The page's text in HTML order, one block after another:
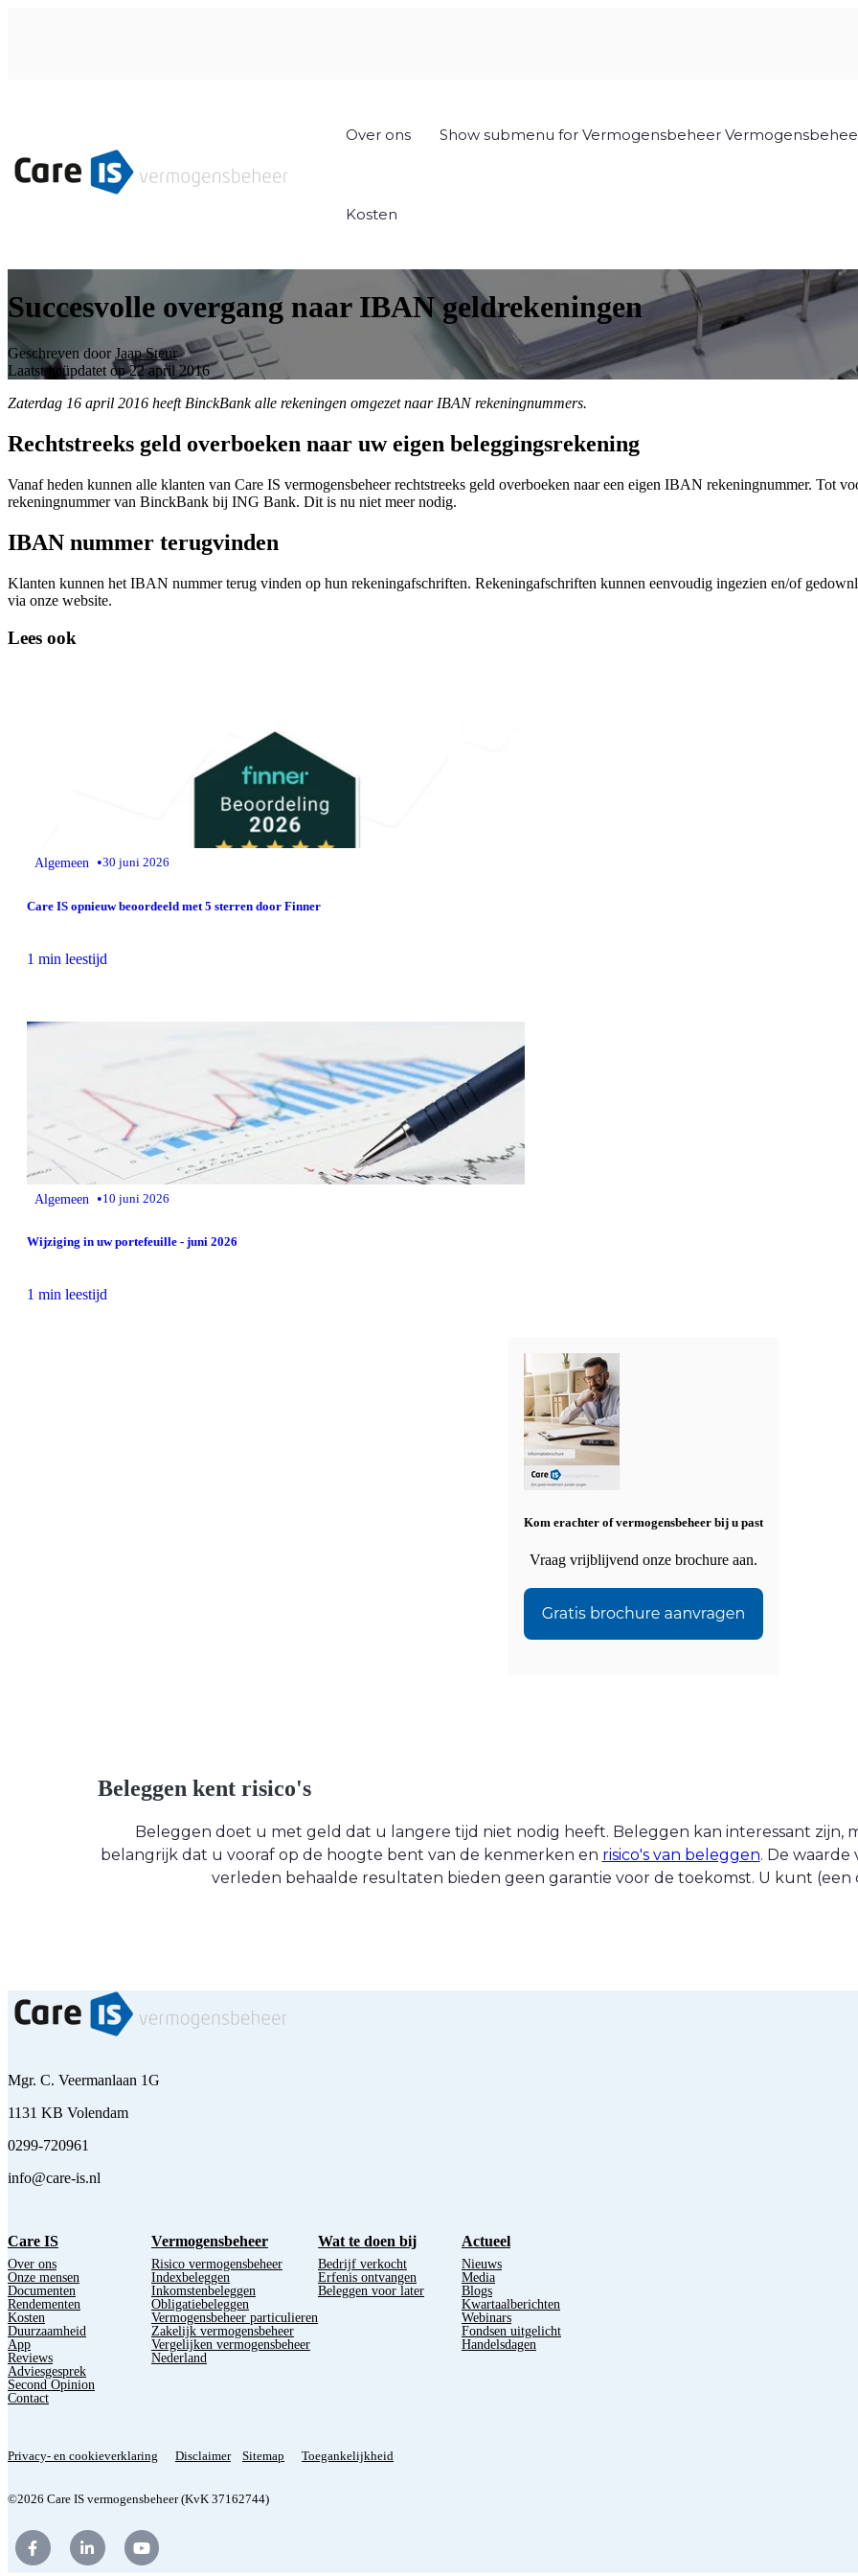
Over ons Show submenu for Vermogensbeheer
Kosten
Succesvolle overgang naar IBAN geldrekeningen
Geschreven door Jaap Steur
Laatst geüpdatet op 22 april 2016
Zaterdag 16 april 2016 heeft BinckBank alle rekeningen omgezet naar IBAN rekeningnummers.
Rechtstreeks geld overboeken naar uw eigen beleggingsrekening
Vanaf heden kunnen alle klanten van Care IS vermogensbeheer rechtstreeks geld overboeken naar een eigen IBAN rekeningnummer. Tot
rekeningnummer van BinckBank bij ING Bank. Dit is nu niet meer nodig.
IBAN nummer terugvinden
Klanten kunnen het IBAN nummer terug vinden op hun rekeningafschriften. Rekeningafschriften kunnen eenvoudig ingezien en/of
via onze website.
Lees ook
Algemeen •30 juni 2026
Care IS opnieuw beoordeeld met 5 sterren door Finner
1 min leestijd
Algemeen •10 juni 2026
Wijziging in uw portefeuille - juni 2026
1 min leestijd
Kom erachter of vermogensbeheer bij u past
Vraag vrijblijvend onze brochure aan.
Beleggen kent risico's
Beleggen doet u met geld dat u langere tijd niet nodig heeft. Beleggen kan interessant zijn,
belangrijk dat u vooraf op de hoogte bent van de kenmerken en risico's van beleggen. De
verleden behaalde resultaten bieden geen garantie voor de toekomst. U kunt (een
Mgr. C. Veermanlaan 1G
1131 KB Volendam
0299-720961
info@care-is.nl
Care IS
Over ons
Onze mensen
Documenten
Rendementen
Kosten
Duurzaamheid
App
Reviews
Adviesgesprek
Second Opinion
Contact
Vermogensbeheer
Risico vermogensbeheer
Indexbeleggen
Inkomstenbeleggen
Obligatiebeleggen
Vermogensbeheer particulieren
Zakelijk vermogensbeheer
Vergelijken vermogensbeheer
Nederland
Wat te doen bij
Bedrijf verkocht
Erfenis ontvangen
Beleggen voor later
Actueel
Nieuws
Media
Blogs
Kwartaalberichten
Webinars
Fondsen uitgelicht
Handelsdagen
Privacy- en cookieverklaring Disclaimer Sitemap Toegankelijkheid
©2026 Care IS vermogensbeheer (KvK 37162744)